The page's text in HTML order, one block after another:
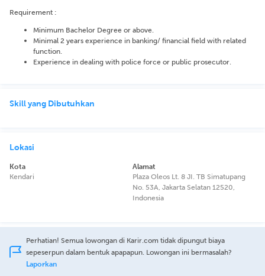
Requirement :
Minimum Bachelor Degree or above.
Minimal 2 years experience in banking/ financial field with related
function.
Experience in dealing with police force or public prosecutor.
Skill yang Dibutuhkan
Lokasi
Kota
Kendari
Alamat
Plaza Oleos Lt. 8 JI. TB Simatupang
No. 53A, Jakarta Selatan 12520,
Indonesia
Perhatian! Semua lowongan di Karir.com tidak dipungut biaya
sepeserpun dalam bentuk apapapun. Lowongan ini bermasalah?
Laporkan